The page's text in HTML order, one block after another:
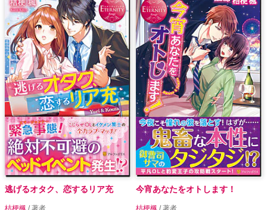
逃げるオタク、恋するリア充
桔梗楓 / 著者
今宵あなたをオトします！
桔梗楓 / 著者